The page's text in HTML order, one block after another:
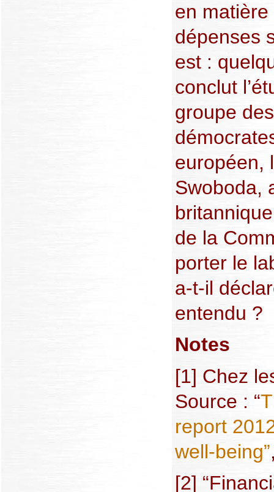
en
dépenses
est :
conclut
groupe
européen,
Swoboda,
de la
porter le
a-t-il
entendu ?
Notes
[1] Chez
Source : “
report
well-being”
[2]